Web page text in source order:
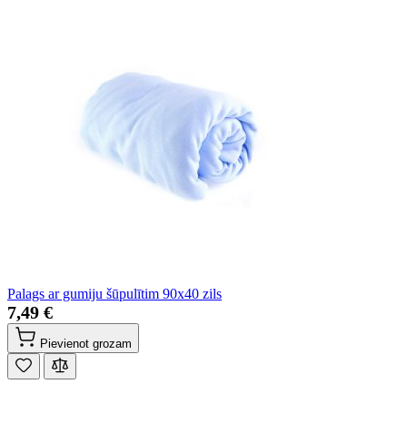
Palags ar gumiju šūpulītim 90x40 zils
7,49 €
Pievienot grozam